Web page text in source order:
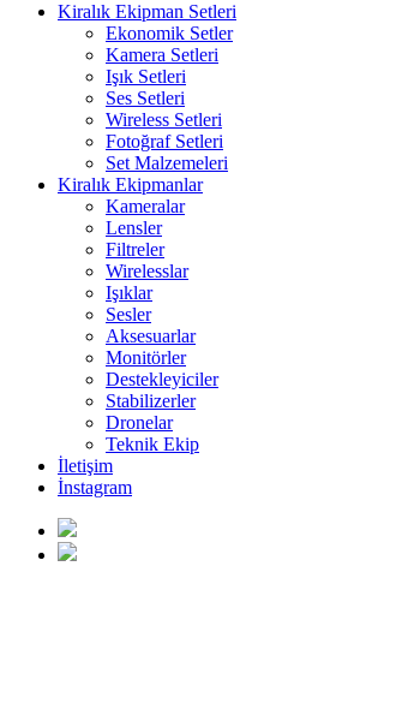
Kiralık Ekipman Setleri
Ekonomik Setler
Kamera Setleri
Işık Setleri
Ses Setleri
Wireless Setleri
Fotoğraf Setleri
Set Malzemeleri
Kiralık Ekipmanlar
Kameralar
Lensler
Filtreler
Wirelesslar
Işıklar
Sesler
Aksesuarlar
Monitörler
Destekleyiciler
Stabilizerler
Dronelar
Teknik Ekip
İletişim
İnstagram